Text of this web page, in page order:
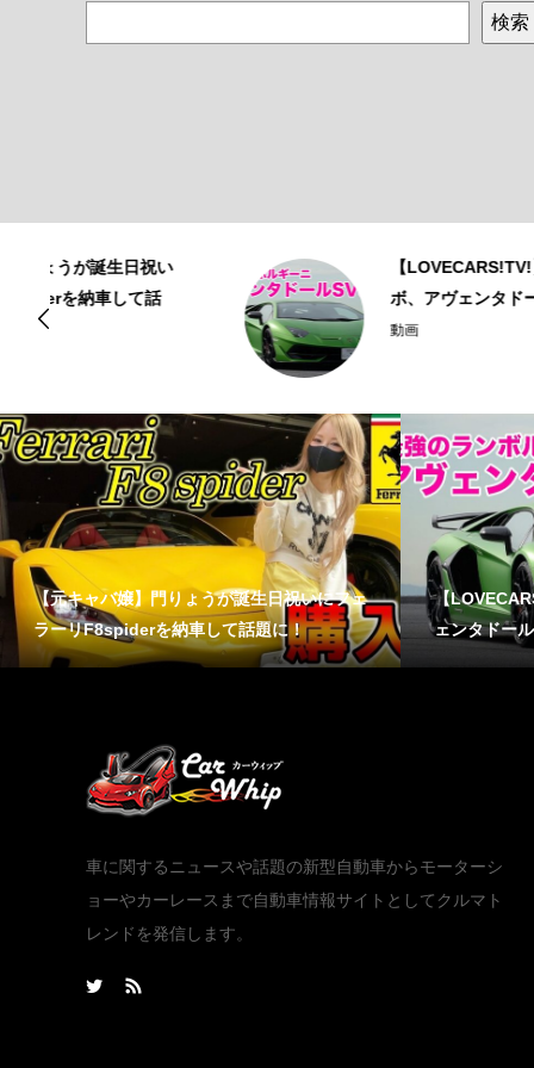
検索
【LOVECARS!TV!】世界最速ラン
ボ、アヴェンタドールSVJを試す！
動画
【元キャバ嬢】門りょうが誕生日祝いにフェ
ラーリF8spiderを納車して話題に！
【
ェンタドー
車に関するニュースや話題の新型自動車からモーターシ
ョーやカーレースまで自動車情報サイトとしてクルマト
レンドを発信します。